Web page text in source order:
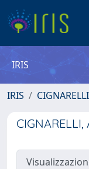
IRIS
IRIS
CIGNARELLI,